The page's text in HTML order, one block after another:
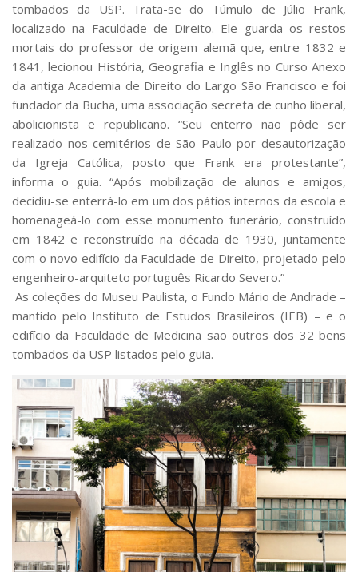
tombados da USP. Trata-se do Túmulo de Júlio Frank,
localizado na Faculdade de Direito. Ele guarda os restos
mortais do professor de origem alemã que, entre 1832 e
1841, lecionou História, Geografia e Inglês no Curso Anexo
da antiga Academia de Direito do Largo São Francisco e foi
fundador da Bucha, uma associação secreta de cunho liberal,
abolicionista e republicano. “Seu enterro não pôde ser
realizado nos cemitérios de São Paulo por desautorização
da Igreja Católica, posto que Frank era protestante”,
informa o guia. “Após mobilização de alunos e amigos,
decidiu-se enterrá-lo em um dos pátios internos da escola e
homenageá-lo com esse monumento funerário, construído
em 1842 e reconstruído na década de 1930, juntamente
com o novo edifício da Faculdade de Direito, projetado pelo
engenheiro-arquiteto português Ricardo Severo.”
As coleções do Museu Paulista, o Fundo Mário de Andrade –
mantido pelo Instituto de Estudos Brasileiros (IEB) – e o
edifício da Faculdade de Medicina são outros dos 32 bens
tombados da USP listados pelo guia.